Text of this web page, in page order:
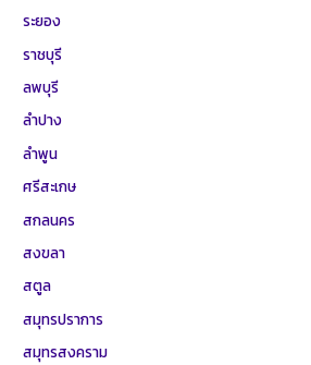
ระยอง
ราชบุรี
ลพบุรี
ลำปาง
ลำพูน
ศรีสะเกษ
สกลนคร
สงขลา
สตูล
สมุทรปราการ
สมุทรสงคราม